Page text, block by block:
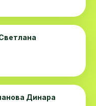
Динара